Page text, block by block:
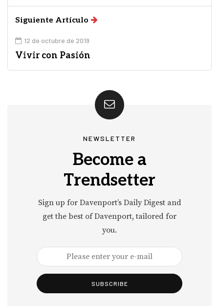
Siguiente Artículo
12 de octubre de 2019
Vivir con Pasión
NEWSLETTER
Become a
Trendsetter
Sign up for Davenport’s Daily Digest and
get the best of Davenport, tailored for
you.
SUBSCRIBE